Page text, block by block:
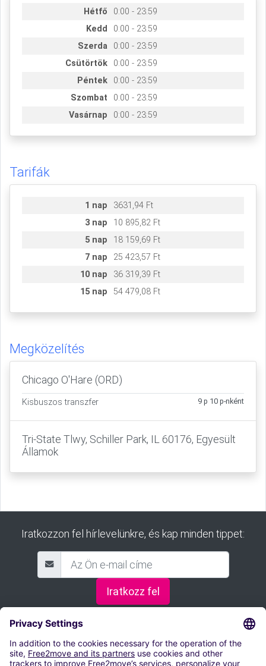
Hétfő
0:00 - 23:59
Kedd
0:00 - 23:59
Szerda
0:00 - 23:59
Csütörtök
0:00 - 23:59
Péntek
0:00 - 23:59
Szombat
0:00 - 23:59
Vasárnap
0:00 - 23:59
Tarifák
1 nap
3631,94 Ft
3 nap
10 895,82 Ft
5 nap
18 159,69 Ft
7 nap
25 423,57 Ft
10 nap
36 319,39 Ft
15 nap
54 479,08 Ft
Megközelítés
Chicago O'Hare (ORD)
Kisbuszos transzfer 9 p 10 p-nként
Tri-State Tlwy, Schiller Park, IL 60176, Egyesült
Államok
Iratkozzon fel hírlevelünkre, és kap minden tippet:
Iratkozz fel